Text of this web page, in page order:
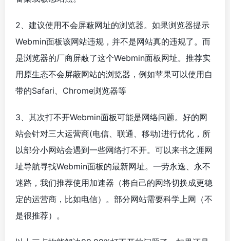
2、建议使用不会屏蔽网址的浏览器。如果浏览器提示
Webmin面板该网站违规，并不是网站真的违规了。而
是浏览器的厂商屏蔽了这个Webmin面板网址。推荐实
用原生态不会屏蔽网站的浏览器，例如苹果可以使用自
带的Safari、Chrome浏览器等
3、其次打不开Webmin面板可能是网络问题。好的网
站会针对三大运营商(电信、联通、移动)进行优化，所
以部分小网站会遇到一些网络打不开。可以来书之涯网
址导航寻找Webmin面板的最新网址。一劳永逸、永不
迷路，我们推荐使用加速器（将自己的网络切换成更稳
定的运营商，比如电信）。部分网站需要科学上网（不
是很推荐）。